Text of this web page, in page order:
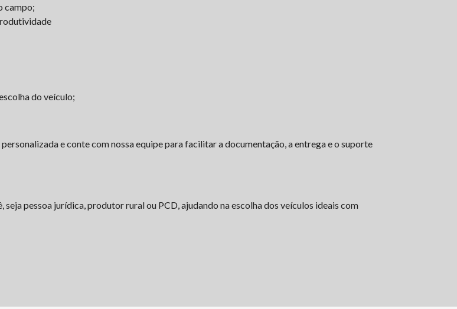
campo;
do veículo;
e conte com nossa equipe para facilitar a documentação, a entrega e o suporte
pessoa jurídica, produtor rural ou PCD, ajudando na escolha dos veículos ideais com